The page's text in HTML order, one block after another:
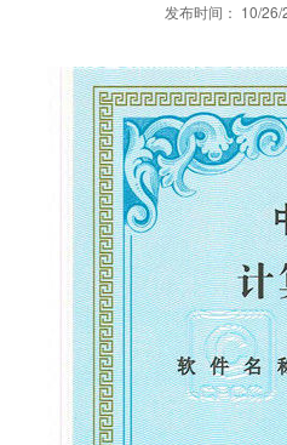
发布时间： 10/